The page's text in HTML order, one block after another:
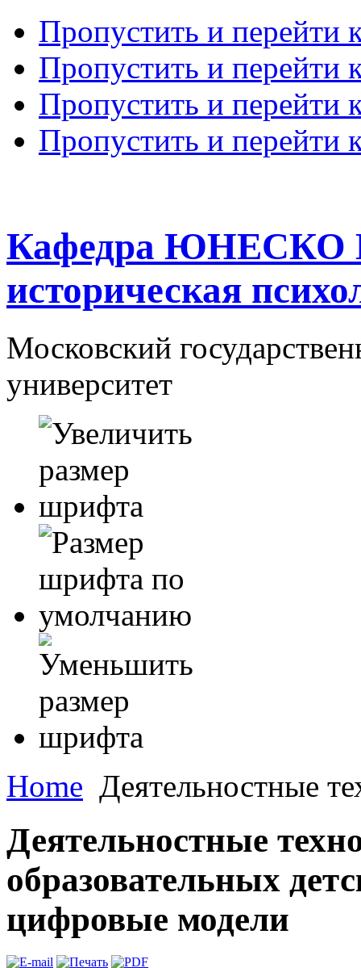
Пропустить и перейти
Пропустить и перейти
Пропустить и перейти
Пропустить и перейти
Кафедра ЮНЕСКО
историческая
Московский
университет
Home Деятельностные
Деятельностные
образовательных
цифровые модели